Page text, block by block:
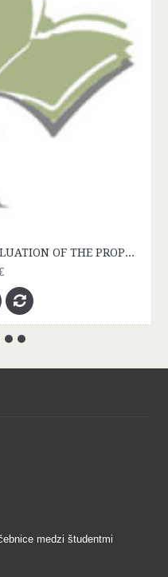
DECISION MODELS IN THE VALUATION OF THE PROPERTY
medzi študentmi